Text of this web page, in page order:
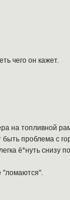
чего он кажет.
на топливной
быть проблема с
ё*нуть снизу
"ломаются".